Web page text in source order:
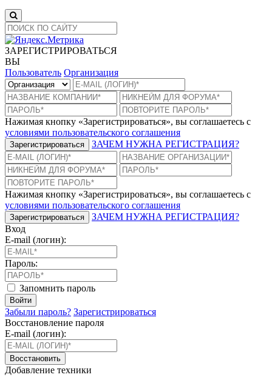
ЗАРЕГИСТРИРОВАТЬСЯ
ВЫ
Пользователь Организация
Нажимая кнопку «Зарегистрироваться», вы соглашаетесь с
условиями пользовательского соглашения
Зарегистрироваться ЗАЧЕМ НУЖНА РЕГИСТРАЦИЯ?
Нажимая кнопку «Зарегистрироваться», вы соглашаетесь с
условиями пользовательского соглашения
Зарегистрироваться
ЗАЧЕМ НУЖНА РЕГИСТРАЦИЯ?
Вход
E-mail (логин):
Пароль:
Запомнить пароль
Войти
Забыли пароль? Зарегистрироваться
Восстановление пароля
E-mail (логин):
Восстановить
Добавление техники